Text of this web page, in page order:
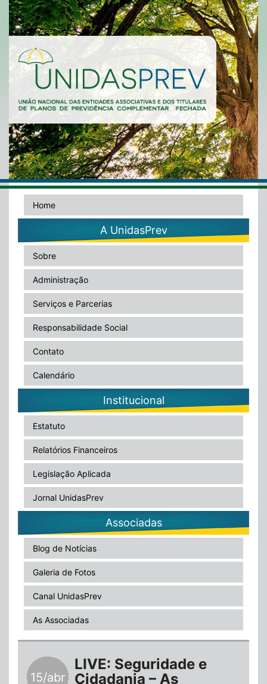
Home
A UnidasPrev
Sobre
Administração
Serviços e Parcerias
Responsabilidade Social
Contato
Calendário
Institucional
Estatuto
Relatórios Financeiros
Legislação Aplicada
Jornal UnidasPrev
Associadas
Blog de Notícias
Galeria de Fotos
Canal UnidasPrev
As Associadas
15/abr
LIVE: Seguridade e
Cidadania – As